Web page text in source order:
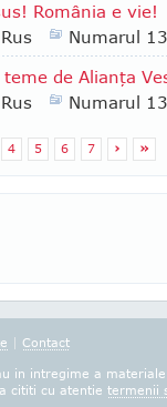
România e vie!
Numarul
teme de Alianţa
Numarul
4 5 6 7 › »
| Contact
in intregime a
cititi cu atentie termenii